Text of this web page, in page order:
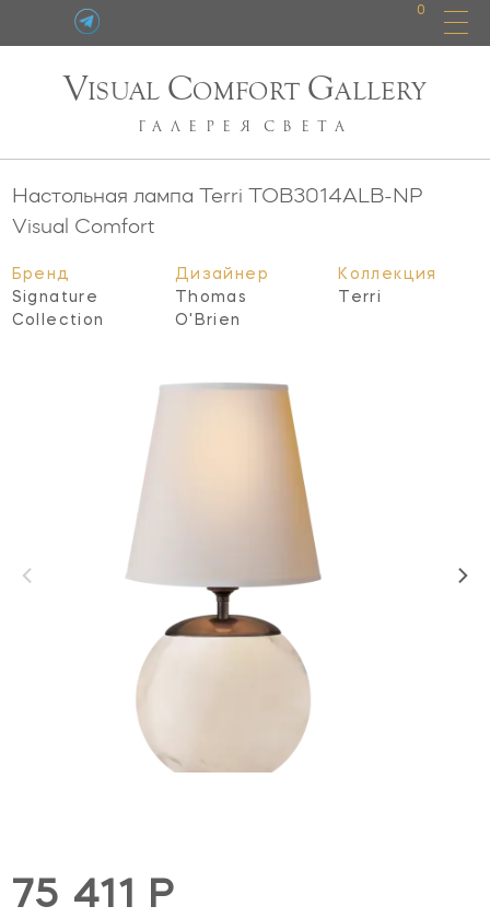
0
VISUAL COMFORT GALLERY
ГАЛЕРЕЯ СВЕТА
Настольная лампа Terri TOB3014ALB-NP
Visual Comfort
Бренд
Signature
Collection
Дизайнер
Thomas
O'Brien
Коллекция
Terri
75 411 Р